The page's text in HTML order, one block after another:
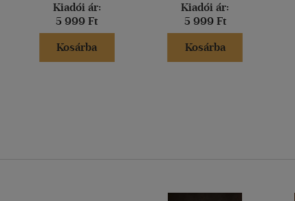
Kiadói ár:
5 999 Ft
Kosárba
Kiadói ár:
5 999 Ft
Kosárba